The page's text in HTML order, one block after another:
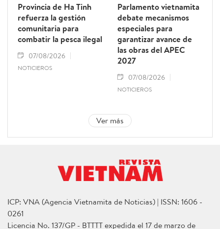
Provincia de Ha Tinh
refuerza la gestión
comunitaria para
combatir la pesca ilegal
07/08/2026
NOTICIEROS
Parlamento vietnamita
debate mecanismos
especiales para
garantizar avance de
las obras del APEC
2027
07/08/2026
NOTICIEROS
Ver más
ICP: VNA (Agencia Vietnamita de Noticias) | ISSN: 1606 -
0261
Licencia No. 137/GP - BTTTT expedida el 17 de marzo de